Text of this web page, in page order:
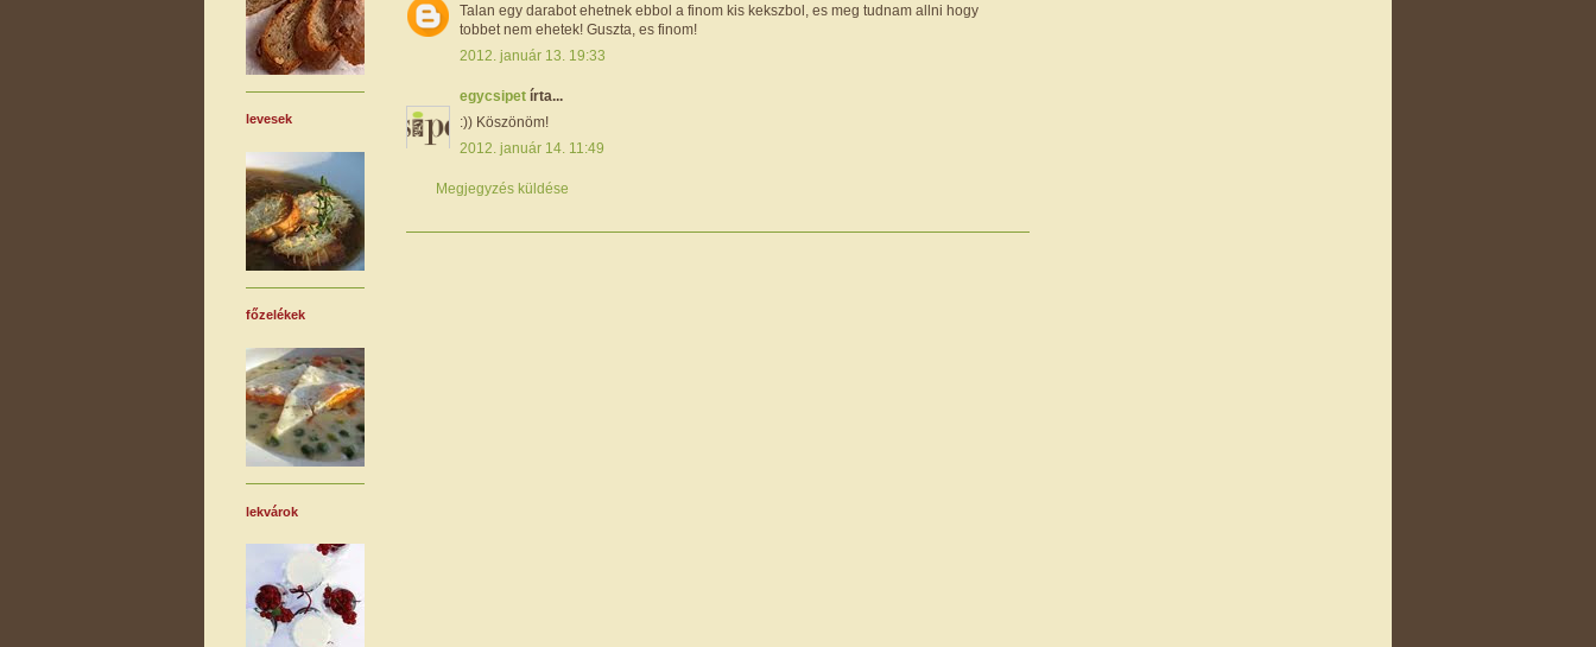
Talan egy darabot ehetnek ebbol a finom kis kekszbol, es meg tudnam allni hogy
tobbet nem ehetek! Guszta, es finom!
2012. január 13. 19:33
egycsipet írta...
:)) Köszönöm!
2012. január 14. 11:49
Megjegyzés küldése
levesek
főzelékek
lekvárok